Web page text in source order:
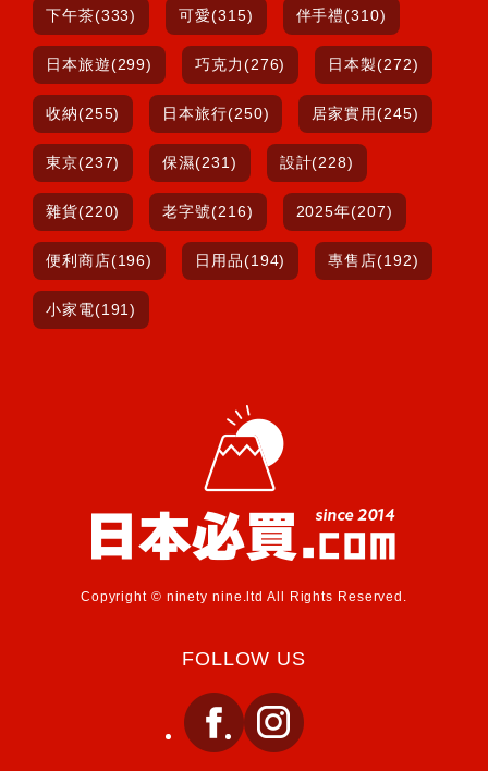
下午茶(333) 可愛(315) 伴手禮(310)
日本旅遊(299) 巧克力(276) 日本製(272)
收納(255) 日本旅行(250) 居家實用(245)
東京(237) 保濕(231) 設計(228)
雜貨(220) 老字號(216) 2025年(207)
便利商店(196) 日用品(194) 專售店(192)
小家電(191)
Copyright © ninety nine.ltd All Rights Reserved.
FOLLOW US